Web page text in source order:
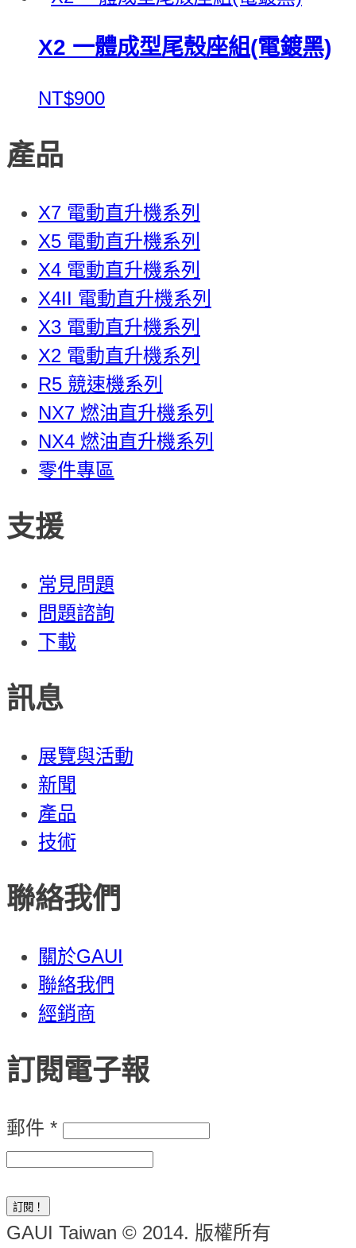
X2 一體成型尾殼座組(電鍍黑)
NT$900
產品
X7 電動直升機系列
X5 電動直升機系列
X4 電動直升機系列
X4II 電動直升機系列
X3 電動直升機系列
X2 電動直升機系列
R5 競速機系列
NX7 燃油直升機系列
NX4 燃油直升機系列
零件專區
支援
常見問題
問題諮詢
下載
訊息
展覽與活動
新聞
產品
技術
聯絡我們
關於GAUI
聯絡我們
經銷商
訂閱電子報
郵件 *
GAUI Taiwan © 2014. 版權所有